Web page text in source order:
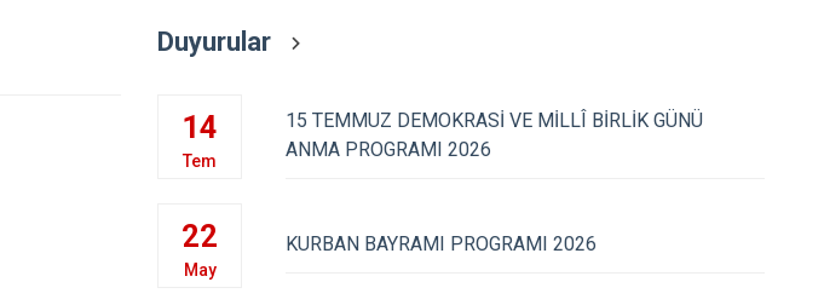
Ayrancı
Başyayla
Duyurular
14
Tem
15 TEMMUZ DEMOKRASİ VE MİLLÎ BİRLİK GÜNÜ
ANMA PROGRAMI 2026
22
May
KURBAN BAYRAMI PROGRAMI 2026